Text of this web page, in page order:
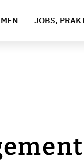
JOBS,